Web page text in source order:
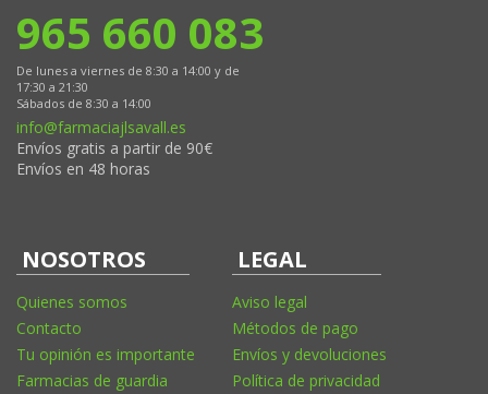
965 660 083
De lunes a viernes de 8:30 a 14:00 y de
17:30 a 21:30
Sábados de 8:30 a 14:00
info@farmaciajlsavall.es
Envíos gratis a partir de 90€
Envíos en 48 horas
NOSOTROS
Quienes somos
Contacto
Tu opinión es importante
Farmacias de guardia
LEGAL
Aviso legal
Métodos de pago
Envíos y devoluciones
Política de privacidad